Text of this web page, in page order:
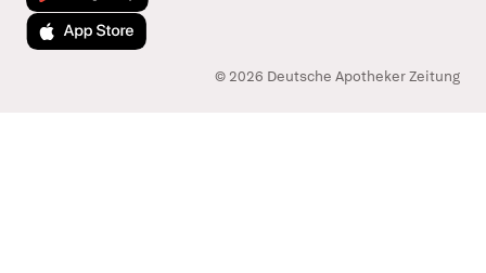
Laden im App Store
© 2026 Deutsche Apotheker Zeitung